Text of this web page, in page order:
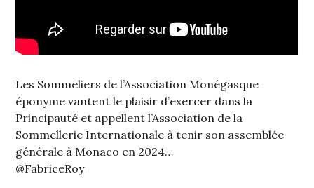
Les Sommeliers de l’Association Monégasque
éponyme vantent le plaisir d’exercer dans la
Principauté et appellent l’Association de la
Sommellerie Internationale à tenir son assemblée
générale à Monaco en 2024…
@FabriceRoy